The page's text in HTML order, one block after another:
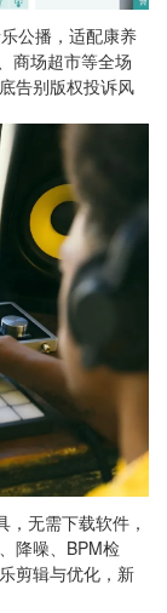
公播，适配康养
商场超市等全场
告别版权投诉风
无需下载软件，
降噪、BPM检
剪辑与优化，新